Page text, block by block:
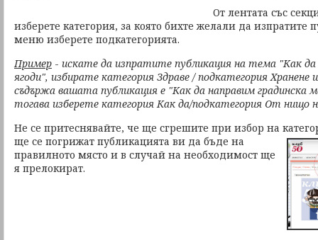
От лентата със
изберете категория, за която бихте желали да изпратите
меню изберете подкатегорията.
Пример - искате да изпратите публикация на тема "Как да
ягоди", избирате категория Здраве / подкатегория
съдържа вашата публикация е "Как да направим
тогава изберете категория Как да/подкатегория От нищо
Не се притеснявайте, че ще сгрешите при избор на
ще се погрижат публикацията ви да бъде на
правилното място и в случай на необходимост ще
я прелокират.